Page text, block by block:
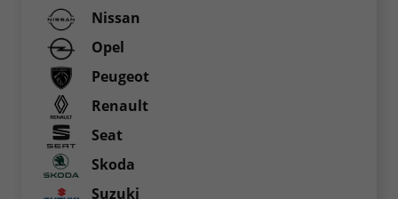
Nissan
Opel
Peugeot
Renault
Seat
Skoda
Suzuki